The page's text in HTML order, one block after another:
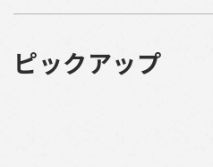
ピックアップ